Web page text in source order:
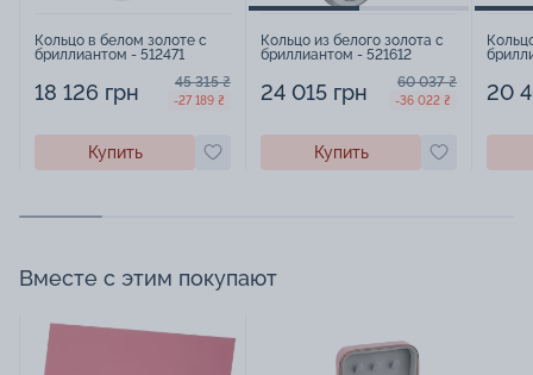
Кольцо в белом золоте с
бриллиантом - 512471
18 126 грн 45 315 ₴
-27 189 ₴
Купить
Кольцо из белого золота с
бриллиантом - 521612
24 015 грн 60 037 ₴
-36 022 ₴
Купить
20
Вместе с этим покупают